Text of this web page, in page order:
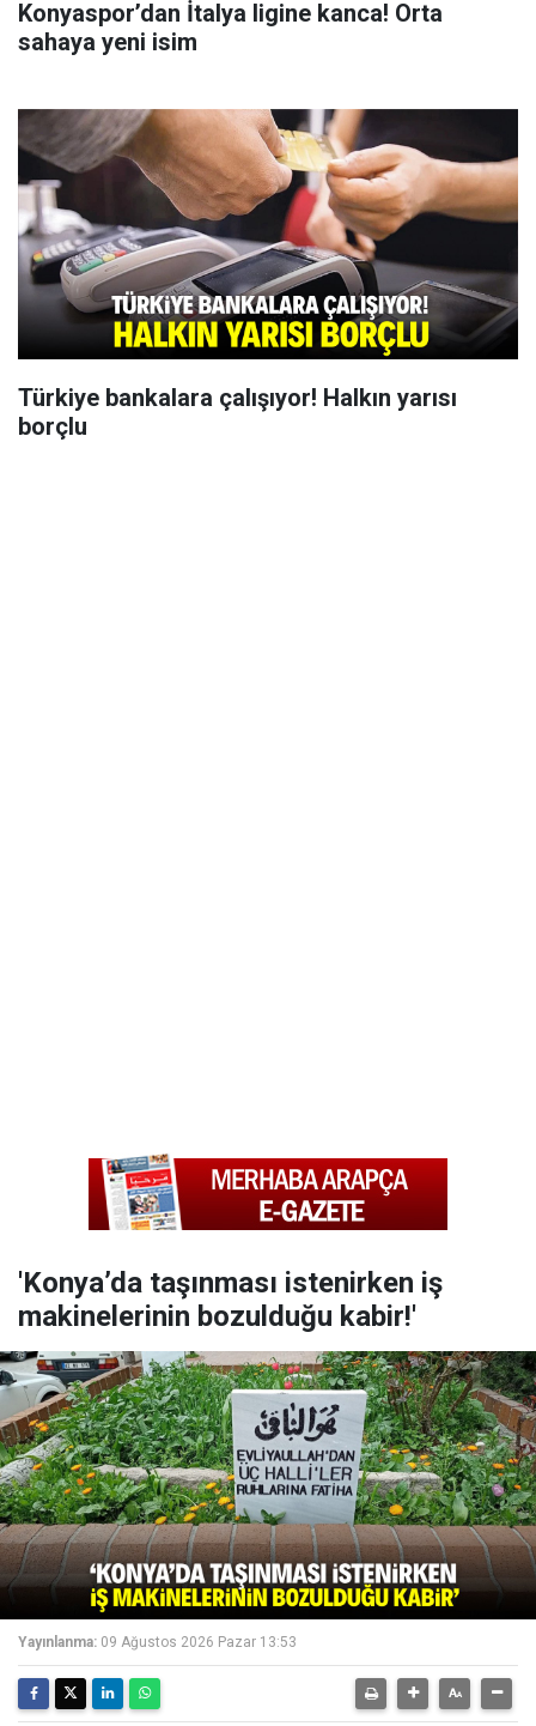
Konyaspor’dan İtalya ligine kanca! Orta
sahaya yeni isim
Türkiye bankalara çalışıyor! Halkın yarısı
borçlu
'Konya’da taşınması istenirken iş
makinelerinin bozulduğu kabir!'
Yayınlanma: 09 Ağustos 2026 Pazar 13:53